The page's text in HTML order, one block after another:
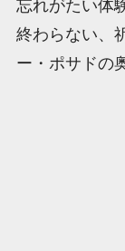
忘れがたい体
終わらない、
ー・ポサドの